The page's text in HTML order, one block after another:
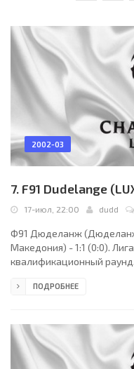
2002-03
7. F91 Dudelange
17-июл, 22:00 dudd
Ф91 Дюделанж
Македония) - 1:1 (0:0).
квалификационный
841 зритель. Судьи:
Лутц (ГЕР) (к), 4. Франк
Козимо Барнабо, 10.
ПОДРОБНЕЕ